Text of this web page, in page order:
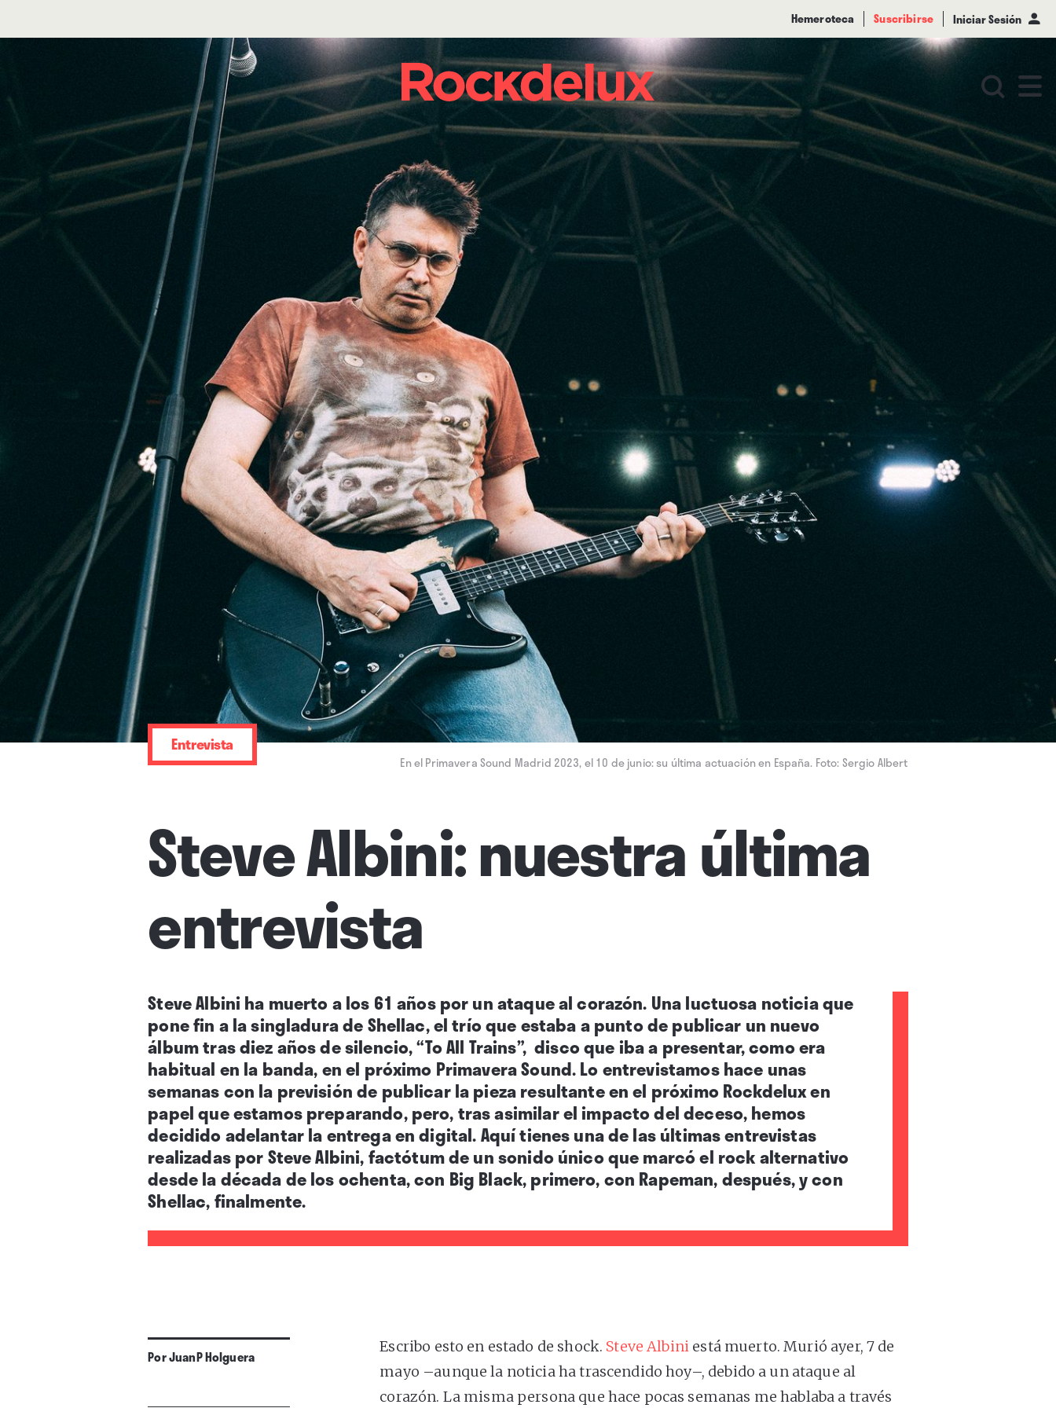
Hemeroteca Suscribirse Iniciar Sesión
En el Primavera Sound Madrid 2023, el 10 de junio: su última actuación en España. Foto: Sergio Albert
Entrevista
Steve Albini: nuestra última
entrevista
Steve Albini ha muerto a los 61 años por un ataque al corazón. Una luctuosa noticia que
pone fin a la singladura de Shellac, el trío que estaba a punto de publicar un nuevo
álbum tras diez años de silencio, “To All Trains”, disco que iba a presentar, como era
habitual en la banda, en el próximo Primavera Sound. Lo entrevistamos hace unas
semanas con la previsión de publicar la pieza resultante en el próximo Rockdelux en
papel que estamos preparando, pero, tras asimilar el impacto del deceso, hemos
decidido adelantar la entrega en digital. Aquí tienes una de las últimas entrevistas
realizadas por Steve Albini, factótum de un sonido único que marcó el rock alternativo
desde la década de los ochenta, con Big Black, primero, con Rapeman, después, y con
Shellac, finalmente.
PorJuanP Holguera
Escribo esto en estado de shock. Steve Albini está muerto. Murió ayer, 7 de
mayo –aunque la noticia ha trascendido hoy–, debido a un ataque al
corazón. La misma persona que hace pocas semanas me hablaba a través